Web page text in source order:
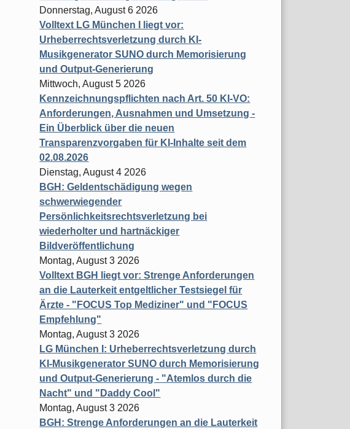
Donnerstag, August 6 2026
Volltext LG München I liegt vor:
Urheberrechtsverletzung durch KI-
Musikgenerator SUNO durch Memorisierung
und Output-Generierung
Mittwoch, August 5 2026
Kennzeichnungspflichten nach Art. 50 KI-VO:
Anforderungen, Ausnahmen und Umsetzung -
Ein Überblick über die neuen
Transparenzvorgaben für KI-Inhalte seit dem
02.08.2026
Dienstag, August 4 2026
BGH: Geldentschädigung wegen
schwerwiegender
Persönlichkeitsrechtsverletzung bei
wiederholter und hartnäckiger
Bildveröffentlichung
Montag, August 3 2026
Volltext BGH liegt vor: Strenge Anforderungen
an die Lauterkeit entgeltlicher Testsiegel für
Ärzte - "FOCUS Top Mediziner" und "FOCUS
Empfehlung"
Montag, August 3 2026
LG München I: Urheberrechtsverletzung durch
KI-Musikgenerator SUNO durch Memorisierung
und Output-Generierung - "Atemlos durch die
Nacht" und "Daddy Cool"
Montag, August 3 2026
BGH: Strenge Anforderungen an die Lauterkeit